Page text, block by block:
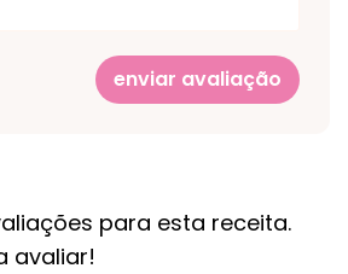
enviar avaliação
para esta receita.
avaliar!